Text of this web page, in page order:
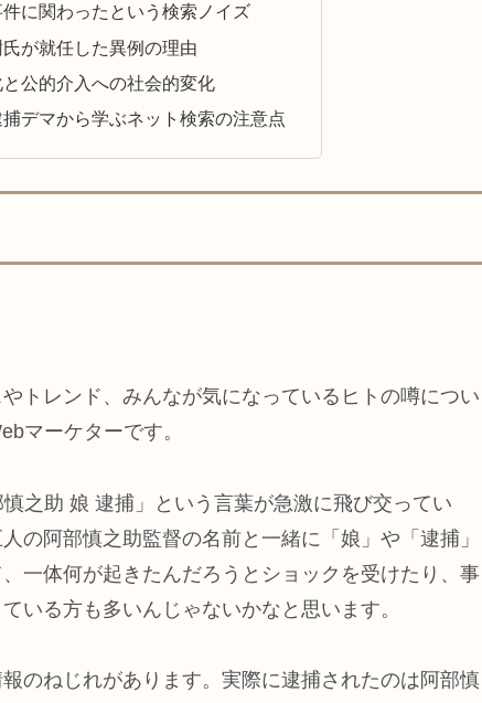
に関わったという検索ノイズ
が就任した異例の理由
公的介入への社会的変化
デマから学ぶネット検索の注意点
トレンド、みんなが気になっているヒトの噂につい
マーケターです。
之助 娘 逮捕」という言葉が急激に飛び交ってい
の阿部慎之助監督の名前と一緒に「娘」や「逮捕」
一体何が起きたんだろうとショックを受けたり、事
いる方も多いんじゃないかなと思います。
のねじれがあります。実際に逮捕されたのは阿部慎